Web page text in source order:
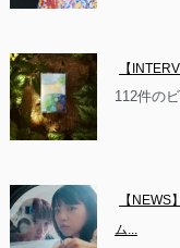
【
112件の
【
ム...